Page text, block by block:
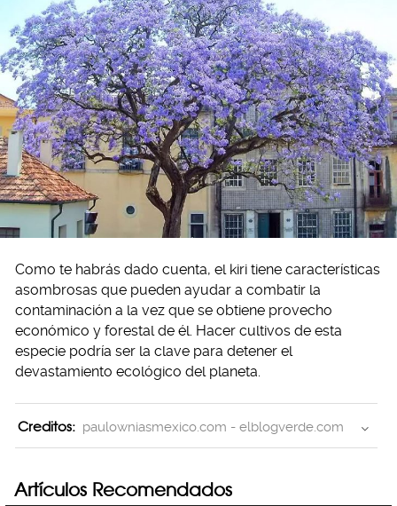
Como te habrás dado cuenta, el kiri tiene características
asombrosas que pueden ayudar a combatir la
contaminación a la vez que se obtiene provecho
económico y forestal de él. Hacer cultivos de esta
especie podría ser la clave para detener el
devastamiento ecológico del planeta.
Creditos: paulowniasmexico.com - elblogverde.com
Artículos Recomendados